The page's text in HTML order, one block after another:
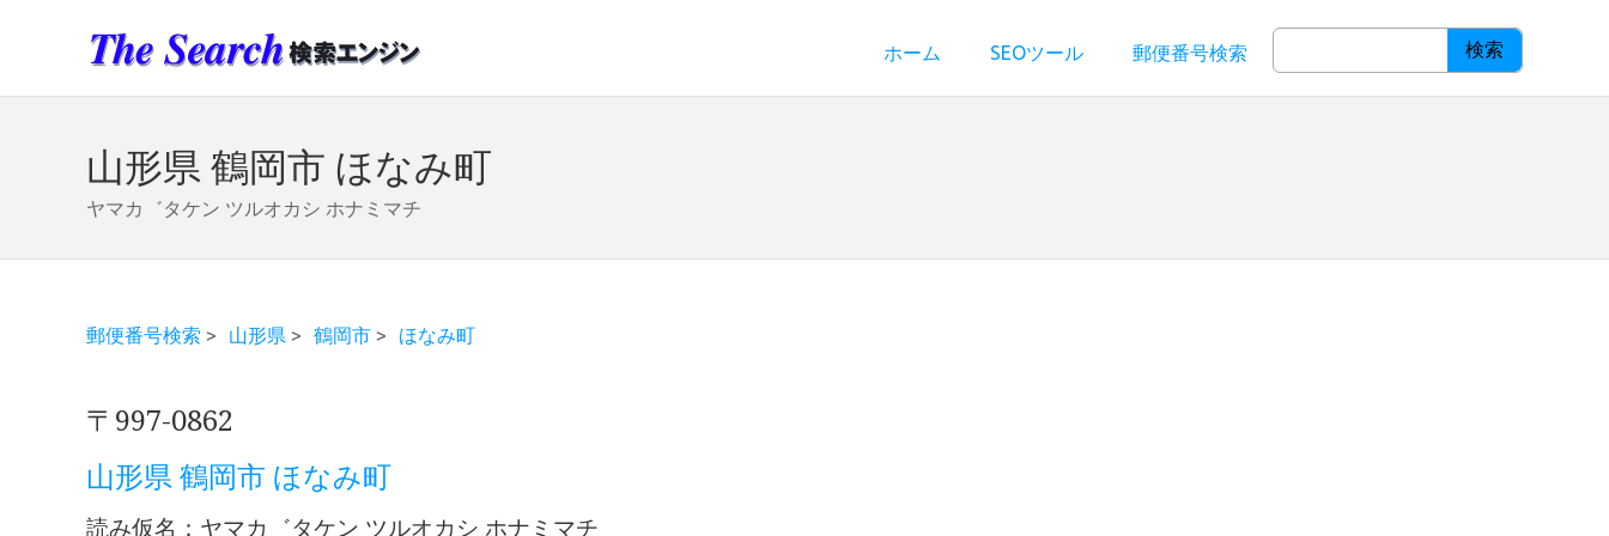
ホーム SEOツール 郵便番号検索 検索
山形県 鶴岡市 ほなみ町
ヤマカ゛タケン ツルオカシ ホナミマチ
郵便番号検索 > 山形県 > 鶴岡市 > ほなみ町
〒997-0862
山形県 鶴岡市 ほなみ町
読み仮名：ヤマカ゛タケン ツルオカシ ホナミマチ